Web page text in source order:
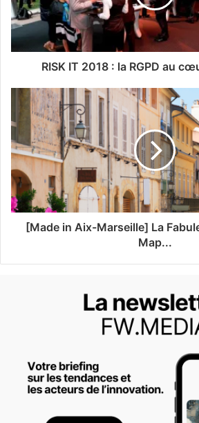
RISK IT 2018 : la RGPD au
[Made in Aix-Marseille] La
Map...